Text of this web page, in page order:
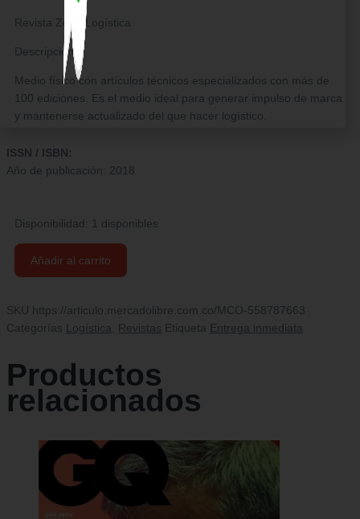
Revista Zona Logística
Descripción
Medio físico con artículos técnicos especializados con más de
100 ediciones. Es el medio ideal para generar impulso de marca
y mantenerse actualizado del que hacer logístico.
ISSN / ISBN:
Año de publicación: 2018
Disponibilidad: 1 disponibles
Revista
#
cantidad
Añadir al carrito
SKU https://articulo.mercadolibre.com.co/MCO-558787663
Categorías Logística Revistas Etiqueta Entrega inmediata
Productos
relacionados